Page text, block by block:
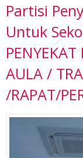
Partisi
Untuk
AULA /
/RAPAT/